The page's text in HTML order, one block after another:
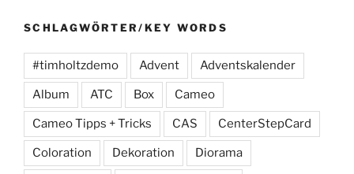
SCHLAGWÖRTER/KEY WORDS
#timholtzdemo Advent Adventskalender
Album ATC Box Cameo
Cameo Tipps + Tricks CAS CenterStepCard
Coloration Dekoration Diorama